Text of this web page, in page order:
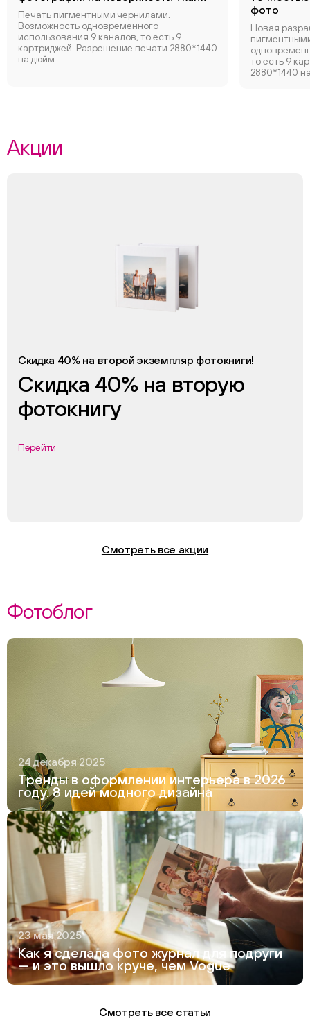
Печать пигментными чернилами.
Возможность одновременного
использования 9 каналов, то есть 9
картриджей. Разрешение печати 2880*1440
на дюйм.
фото
Новая
то есть 9
2880*1440
Акции
Скидка 40% на второй экземпляр фотокниги!
Скидка 40% на вторую
фотокнигу
Перейти
Смотреть все акции
Фотоблог
24 декабря 2025
Тренды в оформлении интерьера в 2026
году. 8 идей модного дизайна
23 мая 2025
Как я сделала фото журнал для подруги
— и это вышло круче, чем Vogue
Смотреть все статьи